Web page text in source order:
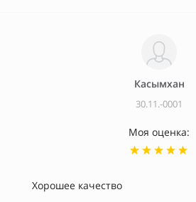
Касымхан
30.11.-0001
Моя оценка:
Хорошее качество